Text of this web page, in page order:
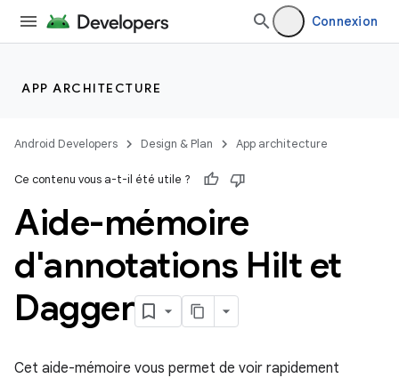
Connexion
APP ARCHITECTURE
Android Developers Design & Plan App architecture
Ce contenu vous a-t-il été utile ?
Aide-mémoire
d'annotations Hilt et
Dagger
Cet aide-mémoire vous permet de voir rapidement